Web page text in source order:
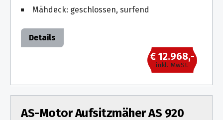
Mähdeck: geschlossen, surfend
Details
€ 12.968,-
inkl. MwSt.
AS-Motor Aufsitzmäher AS 920